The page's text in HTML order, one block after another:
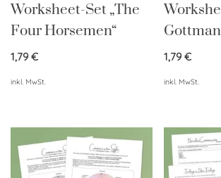
Worksheet-Set „The
Four Horsemen“
1,79€
inkl. MwSt.
1,79€
inkl. MwSt.